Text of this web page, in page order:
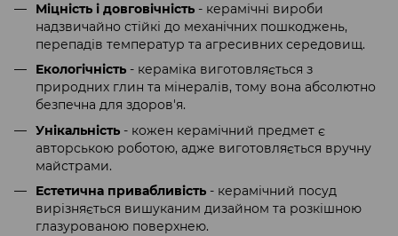
Міцність і довговічність - керамічні вироби
надзвичайно стійкі до механічних пошкоджень,
перепадів температур та агресивних середовищ.
Екологічність - кераміка виготовляється з
природних глин та мінералів, тому вона абсолютно
безпечна для здоров'я.
Унікальність - кожен керамічний предмет є
авторською роботою, адже виготовляється вручну
майстрами.
Естетична привабливість - керамічний посуд
вирізняється вишуканим дизайном та розкішною
глазурованою поверхнею.